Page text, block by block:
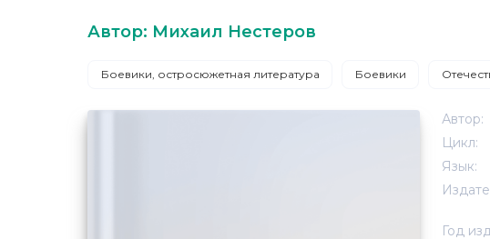
Автор: Михаил Нестеров
Боевики, остросюжетная литература Боевики
Автор:
Цикл:
Язык:
Год